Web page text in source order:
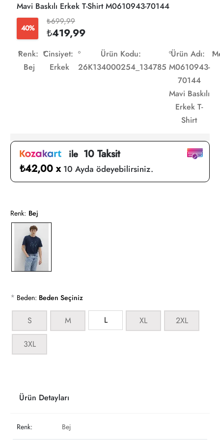
Mavi Baskılı Erkek T-Shirt M0610943-70144
40%
₺699,99
₺419,99
Renk:
Bej
Cinsiyet:
Erkek
Ürün Kodu:
26K134000254_134785
Ürün Adı:
M0610943-
70144
Mavi Baskılı
Erkek T-
Shirt
ile10 Taksit
₺42,00 x 10 Ayda ödeyebilirsiniz.
Renk: Bej
* Beden: Beden Seçiniz
S M L XL 2XL
3XL
Ürün Detayları
Renk: Bej